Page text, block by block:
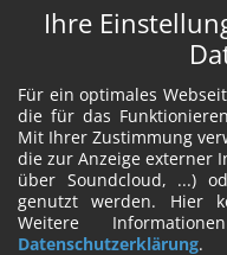
Ihre
Für ein optimales
die für das
Mit Ihrer Zustimmung
die zur Anzeige externer
über Soundcloud, ...)
genutzt werden. Hier
Weitere
Datenschutzerklärung.